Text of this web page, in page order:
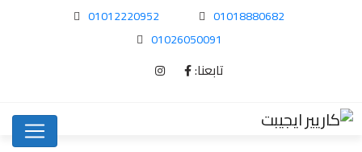
01018880682
01012220952
01026050091
تابعنا: